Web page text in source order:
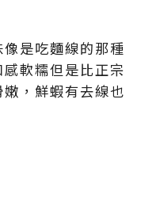
是吃麵線的那種
軟糯但是比正宗
，鮮蝦有去線也